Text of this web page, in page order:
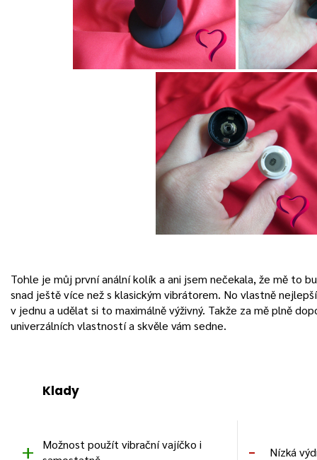
Tohle je můj první anální kolík a ani jsem nečekala, že mě to
snad ještě více než s klasickým vibrátorem. No vlastně
v jednu a udělat si to maximálně výživný. Takže za mě plně
univerzálních vlastností a skvěle vám sedne.
Klady
Možnost použít vibrační vajíčko i
Nízká